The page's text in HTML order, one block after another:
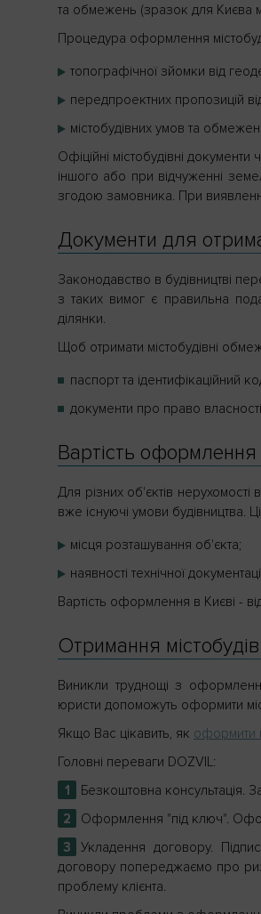
та обмежень (зразок для Києва
Процедура оформлення
топографічної зйомки від
передпроектних пропозицій
містобудівних умов та
Офіційні містобудівні
іншого або при відчуженні
згодою замовника. При
Документи для
Законодавство в будівництві
з таких вимог є правильна
ділянки.
Щоб отримати містобудівні
паспорт та ідентифікаційний
документи про право
Вартість оформлення
Для різних об'єктів
вже існуючі умови будівництва.
місця розташування об'єкта;
наявності технічної
Вартість оформлення в Києві -
Отримання
Виникли труднощі з
юристи допоможуть оформити
Якщо Вас цікавить, як оформити
Головні переваги DOZVIL:
Безкоштовна консультація.
Оформлення "під ключ".
Укладення договору.
договору попереджаємо про
проблему клієнта.